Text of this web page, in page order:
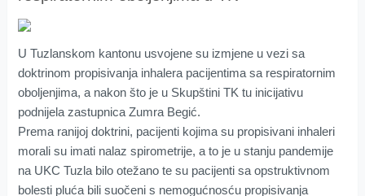
U Tuzlanskom kantonu usvojene su izmjene u vezi sa
doktrinom propisivanja inhalera pacijentima sa respiratornim
oboljenjima, a nakon što je u Skupštini TK tu inicijativu
podnijela zastupnica Zumra Begić.
Prema ranijoj doktrini, pacijenti kojima su propisivani inhaleri
morali su imati nalaz spirometrije, a to je u stanju pandemije
na UKC Tuzla bilo otežano te su pacijenti sa opstruktivnom
bolesti pluća bili suočeni s nemogućnosću propisivanja